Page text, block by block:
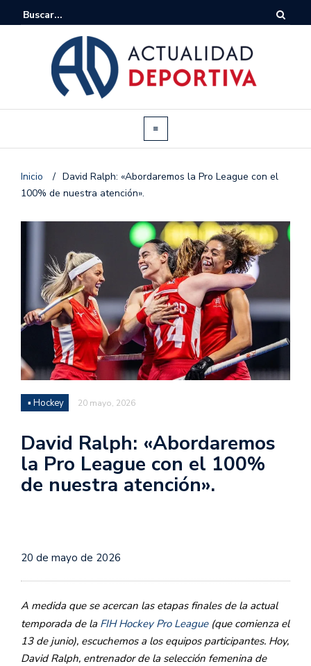
Inicio / David Ralph: «Abordaremos la Pro League con el
100% de nuestra atención».
▪ Hockey 20 mayo, 2026
David Ralph: «Abordaremos
la Pro League con el 100%
de nuestra atención».
20 de mayo de 2026
A medida que se acercan las etapas finales de la actual
temporada de la FIH Hockey Pro League(que comienza el
13 de junio), escuchemos a los equipos participantes. Hoy,
David Ralph, entrenador de la selección femenina de